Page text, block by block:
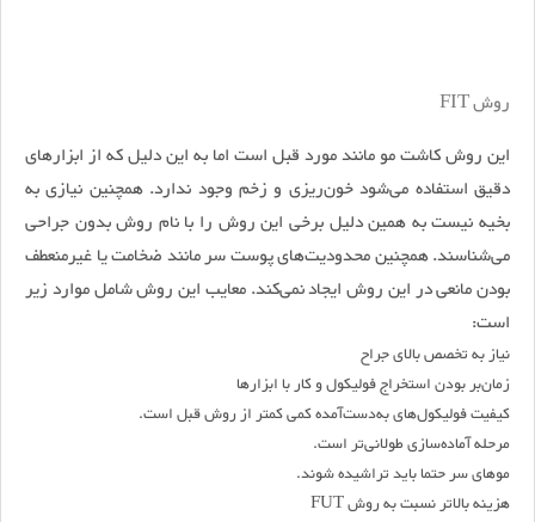
روش FIT
این روش کاشت مو مانند مورد قبل است اما به این دلیل که از ابزارهای
دقیق استفاده می‌شود خون‌ریزی و زخم وجود ندارد. همچنین نیازی به
بخیه نیست به همین دلیل برخی این روش را با نام روش بدون جراحی
می‌شناسند. همچنین محدودیت‌های پوست سر مانند ضخامت یا غیرمنعطف
بودن مانعی در این روش ایجاد نمی‌کند. معایب این روش شامل موارد زیر
است:
نیاز به تخصص بالای جراح
زمان‌بر بودن استخراج فولیکول و کار با ابزارها
کیفیت فولیکول‌های به‌دست‌آمده کمی کمتر از روش قبل است.
مرحله آماده‌سازی طولانی‌تر است.
موهای سر حتما باید تراشیده شوند.
هزینه بالاتر نسبت به روش FUT